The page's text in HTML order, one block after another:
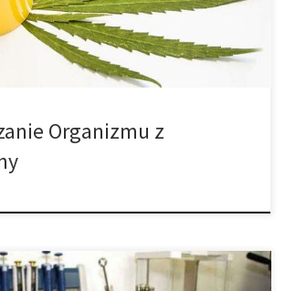
metody samodzielnej detoksykacji od
Organizmu z